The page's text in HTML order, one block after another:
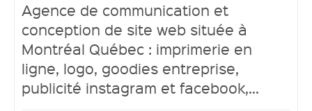
Agence de communication et
conception de site web située à
Montréal Québec : imprimerie en
ligne, logo, goodies entreprise,
publicité instagram et facebook,...